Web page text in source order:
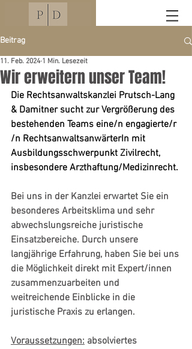
Beitrag
Wir erweitern unser Team!
11. Feb. 2024 1 Min. Lesezeit
Die Rechtsanwaltskanzlei Prutsch-Lang
& Damitner sucht zur Vergrößerung des
bestehenden Teams eine/n engagierte/r
/n RechtsanwaltsanwärterIn mit
Ausbildungsschwerpunkt Zivilrecht,
insbesondere Arzthaftung/Medizinrecht.
Bei uns in der Kanzlei erwartet Sie ein
besonderes Arbeitsklima und sehr
abwechslungsreiche juristische
Einsatzbereiche. Durch unsere
langjährige Erfahrung, haben Sie bei uns
die Möglichkeit direkt mit Expert/innen
zusammenzuarbeiten und
weitreichende Einblicke in die
juristische Praxis zu erlangen.
Voraussetzungen: absolviertes